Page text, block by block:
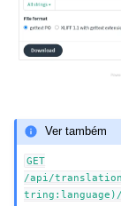
Ver também
GET
/api/